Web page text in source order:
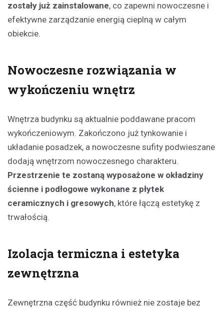
zostały już zainstalowane, co zapewni nowoczesne i
efektywne zarządzanie energią cieplną w całym
obiekcie.
Nowoczesne rozwiązania w
wykończeniu wnętrz
Wnętrza budynku są aktualnie poddawane pracom
wykończeniowym. Zakończono już tynkowanie i
układanie posadzek, a nowoczesne sufity podwieszane
dodają wnętrzom nowoczesnego charakteru.
Przestrzenie te zostaną wyposażone w okładziny
ścienne i podłogowe wykonane z płytek
ceramicznych i gresowych, które łączą estetykę z
trwałością.
Izolacja termiczna i estetyka
zewnętrzna
Zewnętrzna część budynku również nie zostaje bez